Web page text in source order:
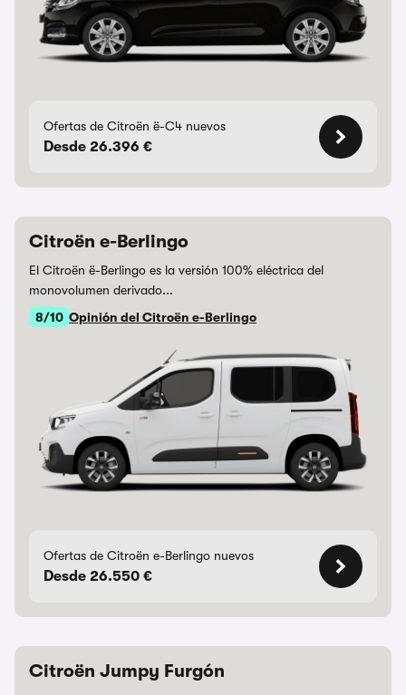
Ofertas de Citroën ë-C4 nuevos
Desde 26.396 €
Citroën e-Berlingo
El Citroën ë-Berlingo es la versión 100% eléctrica del
monovolumen derivado...
8/10 Opinión del Citroën e-Berlingo
Ofertas de Citroën e-Berlingo nuevos
Desde 26.550 €
Citroën Jumpy Furgón